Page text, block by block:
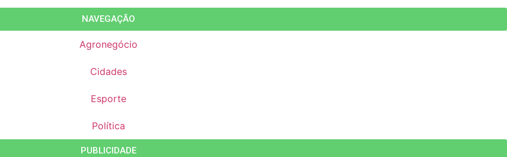
NAVEGAÇÃO
Agronegócio
Cidades
Esporte
Política
PUBLICIDADE